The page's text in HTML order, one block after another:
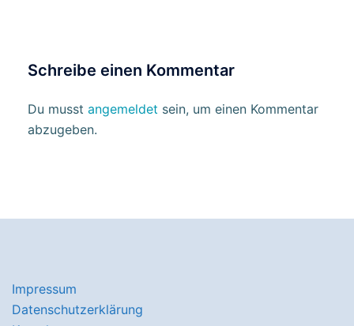
Schreibe einen Kommentar
Du musst angemeldet sein, um einen Kommentar
abzugeben.
Impressum
Datenschutzerklärung